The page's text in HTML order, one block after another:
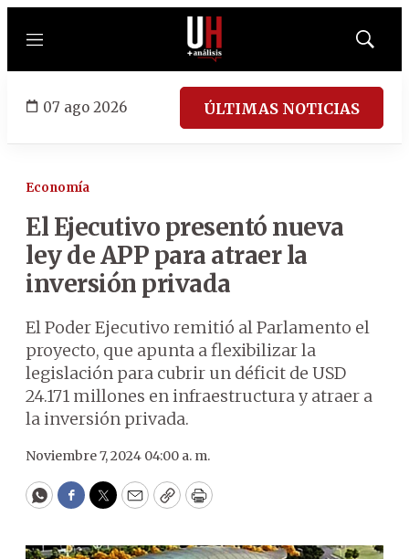
Menú
Mostrar
07 ago 2026 ÚLTIMAS NOTICIAS
Economía
El Ejecutivo presentó nueva
ley de APP para atraer la
inversión privada
El Poder Ejecutivo remitió al Parlamento el
proyecto, que apunta a flexibilizar la
legislación para cubrir un déficit de USD
24.171 millones en infraestructura y atraer a
la inversión privada.
Noviembre 7, 2024 04:00 a. m.
WhatsApp
Facebook
Twitter
EmailCopyPrint